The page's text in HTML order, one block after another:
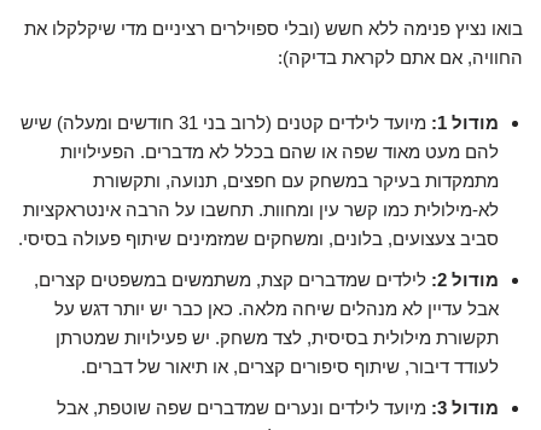
בואו נציץ פנימה ללא חשש (ובלי ספוילרים רציניים מדי שיקלקלו את
החוויה, אם אתם לקראת בדיקה):
מודול 1:
מיועד לילדים קטנים (לרוב בני 31 חודשים ומעלה) שיש
להם מעט מאוד שפה או שהם בכלל לא מדברים. הפעילויות
מתמקדות בעיקר במשחק עם חפצים, תנועה, ותקשורת
לא-מילולית כמו קשר עין ומחוות. תחשבו על הרבה אינטראקציות
סביב צעצועים, בלונים, ומשחקים שמזמינים שיתוף פעולה בסיסי.
מודול 2:
לילדים שמדברים קצת, משתמשים במשפטים קצרים,
אבל עדיין לא מנהלים שיחה מלאה. כאן כבר יש יותר דגש על
תקשורת מילולית בסיסית, לצד משחק. יש פעילויות שמטרתן
לעודד דיבור, שיתוף סיפורים קצרים, או תיאור של דברים.
מודול 3:
מיועד לילדים ונערים שמדברים שפה שוטפת, אבל